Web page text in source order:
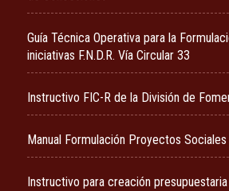
Guía Técnica Operativa para la
iniciativas F.N.D.R. Vía Circular 33
Instructivo FIC-R de la División de
Manual Formulación Proyectos
Instructivo para creación